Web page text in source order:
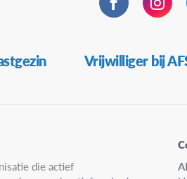
Vrijwilliger bij
die actief